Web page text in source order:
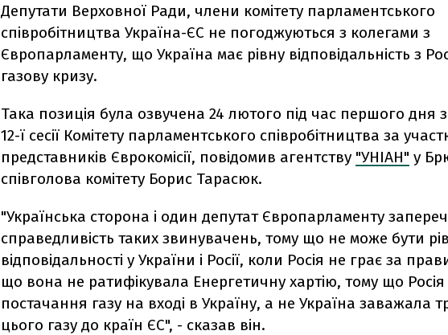
Депутати Верховної Ради, члени комітету парламентського
співробітництва Україна-ЄС не погоджуються з колегами з
Європарламенту, що Україна має рівну відповідальність з
газову кризу.
Така позиція була озвучена 24 лютого під час першого дня
12-ї сесії Комітету парламентського співробітництва за
представників Єврокомісії, повідомив агентству "УНІАН" у
співголова комітету Борис Тарасюк.
"Українська сторона і один депутат Європарламенту
справедливість таких звинувачень, тому що не може бути
відповідальності у України і Росії, коли Росія не грає за
що вона не ратифікувала Енергетичну хартію, тому що
постачання газу на вході в Україну, а не Україна заважала
цього газу до країн ЄС", - сказав він.